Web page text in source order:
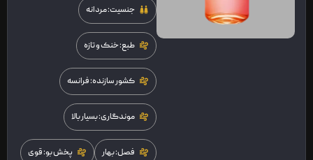
جنسیت: مردانه
طبع: خنک و تازه
کشور سازنده: فرانسه
موندگاری: بسیار بالا
فصل: بهار پخش بو: قوی